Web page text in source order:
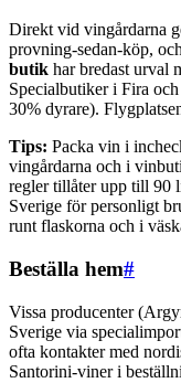
Direkt vid vingårdarna
provning-sedan-köp,
butik har bredast urval
Specialbutiker i Fira
30% dyrare).
Tips: Packa vin i
vingårdarna och i
regler tillåter upp till 90
Sverige för personligt
runt flaskorna och i
Beställa hem#
Vissa producenter
Sverige via
ofta kontakter med
Santorini-viner i